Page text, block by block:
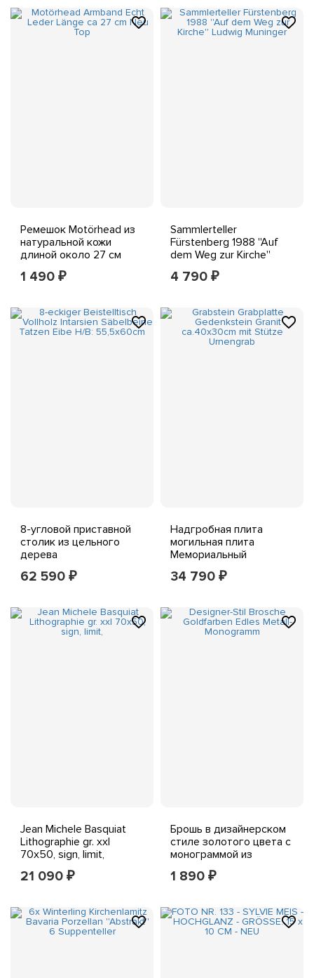
Ремешок Motörhead из
натуральной кожи
длиной около 27 см
новый топ
1 490 ₽
Sammlerteller
Fürstenberg 1988 ''Auf
dem Weg zur Kirche''
Ludwig Muninger
4 790 ₽
8-угловой приставной
столик из цельного
дерева
инкрустированный
сабельные ножки лапки
62 590 ₽
Надгробная плита
могильная плита
Мемориальный
гранитный камень
размером около 40x30
урны могила
34 790 ₽
Jean Michele Basquiat
Lithographie gr. xxl
70x50, sign, limit,
21 090 ₽
Брошь в дизайнерском
стиле золотого цвета с
монограммой из
благородного металла
1 890 ₽